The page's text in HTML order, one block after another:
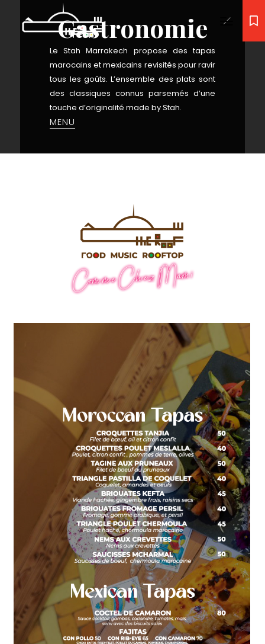
Gastronomie
Le Stah Marrakech propose des tapas
marocains et mexicains revisités pour ravir
tous les goûts. L’ensemble des plats sont
des classiques connus parsemés d’une
touche d’originalité made by Stah.
MENU